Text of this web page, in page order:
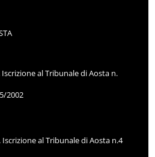
al Tribunale di Aosta n.
2002
al Tribunale di Aosta n.4